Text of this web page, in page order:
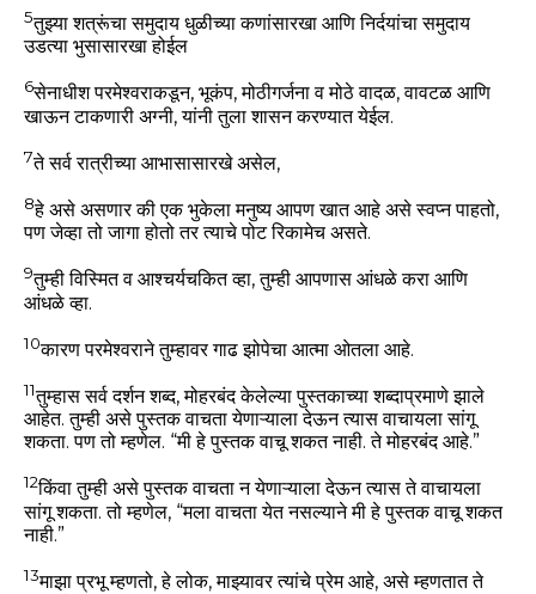
5तुझ्या शत्रूंचा समुदाय धुळीच्या कणांसारखा आणि निर्दयांचा समुदाय
उडत्या भुसासारखा होईल
6सेनाधीश परमेश्वराकडून, भूकंप, मोठीगर्जना व मोठे वादळ, वावटळ आणि
खाऊन टाकणारी अग्नी, यांनी तुला शासन करण्यात येईल.
7ते सर्व रात्रीच्या आभासासारखे असेल,
8हे असे असणार की एक भुकेला मनुष्य आपण खात आहे असे स्वप्न पाहतो,
पण जेव्हा तो जागा होतो तर त्याचे पोट रिकामेच असते.
9तुम्ही विस्मित व आश्चर्यचकित व्हा, तुम्ही आपणास आंधळे करा आणि
आंधळे व्हा.
10कारण परमेश्वराने तुम्हावर गाढ झोपेचा आत्मा ओतला आहे.
11तुम्हास सर्व दर्शन शब्द, मोहरबंद केलेल्या पुस्तकाच्या शब्दाप्रमाणे झाले
आहेत. तुम्ही असे पुस्तक वाचता येणाऱ्याला देऊन त्यास वाचायला सांगू
शकता. पण तो म्हणेल. “मी हे पुस्तक वाचू शकत नाही. ते मोहरबंद आहे.”
12किंवा तुम्ही असे पुस्तक वाचता न येणाऱ्याला देऊन त्यास ते वाचायला
सांगू शकता. तो म्हणेल, “मला वाचता येत नसल्याने मी हे पुस्तक वाचू शकत
नाही.”
13माझा प्रभू म्हणतो, हे लोक, माझ्यावर त्यांचे प्रेम आहे, असे म्हणतात ते